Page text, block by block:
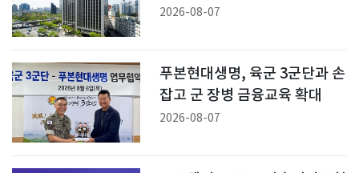
화
2026-08-07
푸본현대생명, 육군 3군단과 손
잡고 군 장병 금융교육 확대
2026-08-07